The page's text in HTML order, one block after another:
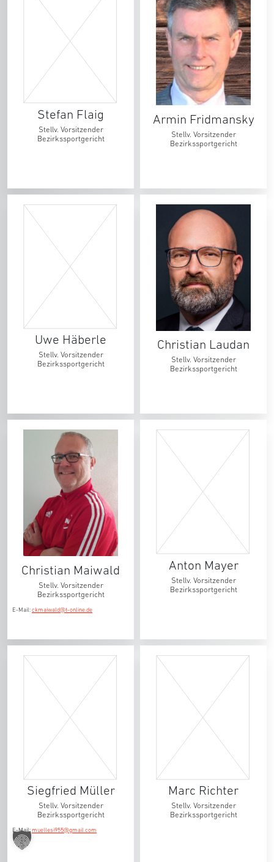
Stefan Flaig
Stellv. Vorsitzender
Bezirkssportgericht
Armin Fridmansky
Stellv. Vorsitzender
Bezirkssportgericht
Uwe Häberle
Stellv. Vorsitzender
Bezirkssportgericht
Christian Laudan
Stellv. Vorsitzender
Bezirkssportgericht
Christian Maiwald
Stellv. Vorsitzender
Bezirkssportgericht
E-Mail:ckmaiwald@t-online.de
Anton Mayer
Stellv. Vorsitzender
Bezirkssportgericht
Siegfried Müller
Stellv. Vorsitzender
Bezirkssportgericht
E-Mail:muellesi955@gmail.com
Marc Richter
Stellv. Vorsitzender
Bezirkssportgericht